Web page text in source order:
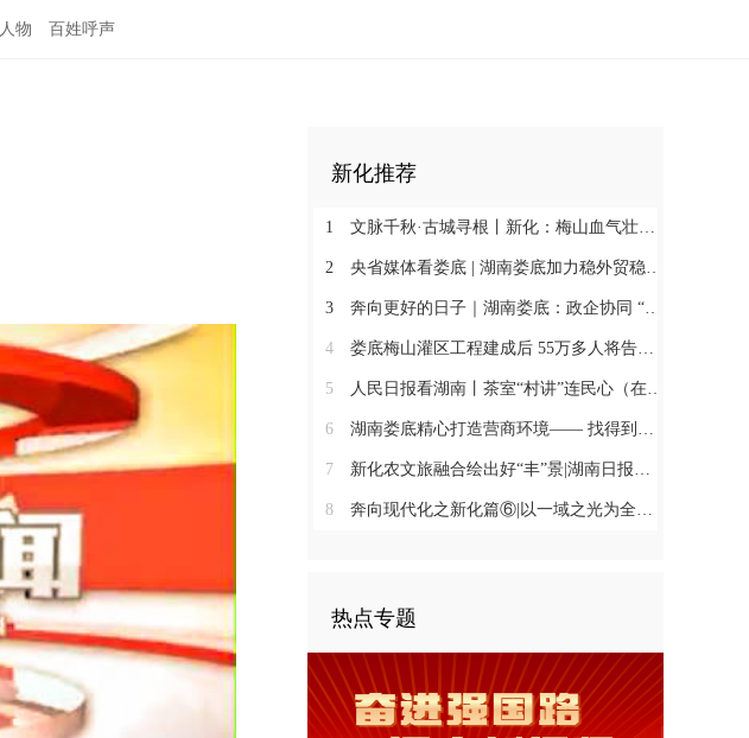
物 百姓呼声
新化推荐
1 文脉千秋·古城寻根丨新化：梅山血气壮此城
2 央省媒体看娄底 | 湖南娄底加力稳外贸稳外资 一季度对外实际投资同比增长174.9%
3 奔向更好的日子｜湖南娄底：政企协同 “基金+保险”破解万人搬迁后扶难题
4 娄底梅山灌区工程建成后 55万多人将告别“靠天喝水”@湖南日报头版
5 人民日报看湖南丨茶室“村讲”连民心（在现场·“村字号”文体活动观察）
6 湖南娄底精心打造营商环境—— 找得到人 听得懂话 办得了事
7 新化农文旅融合绘出好“丰”景|湖南日报市州版头条
8 奔向现代化之新化篇⑥|以一域之光为全局添彩@湖南日报
热点专题